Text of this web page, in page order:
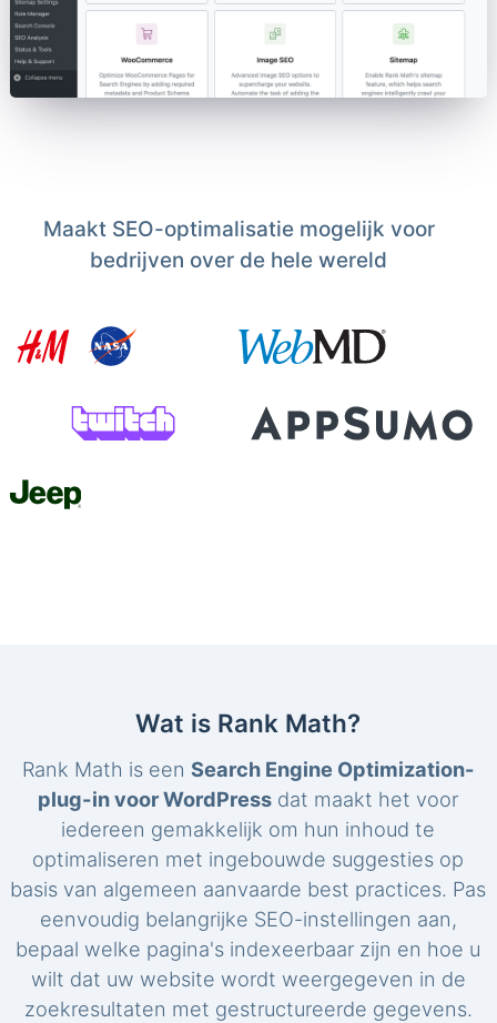
Maakt SEO-optimalisatie mogelijk voor
bedrijven over de hele wereld
Wat is Rank Math?
Rank Math is een Search Engine Optimization-
plug-in voor WordPress dat maakt het voor
iedereen gemakkelijk om hun inhoud te
optimaliseren met ingebouwde suggesties op
basis van algemeen aanvaarde best practices. Pas
eenvoudig belangrijke SEO-instellingen aan,
bepaal welke pagina's indexeerbaar zijn en hoe u
wilt dat uw website wordt weergegeven in de
zoekresultaten met gestructureerde gegevens.